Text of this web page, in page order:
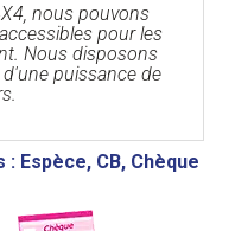
nous pouvons
pour les
Nous disposons
puissance de
Espèce, CB, Chèque